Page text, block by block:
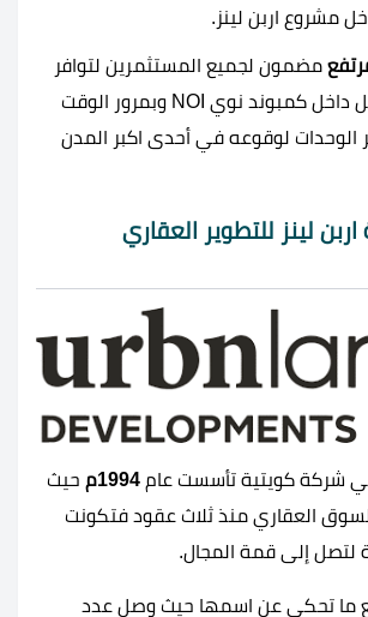
مشروع اربن لينز.
مضمون لجميع المستثمرين لتوافر
جميع العوامل داخل كمبوند نوي NOI وبمرور الوقت
لوقوعه في أحدى اكبر المدن
لينز للتطوير العقاري
شركة كويتية تأسست عام 1994م
حيث
العقاري منذ ثلاث عقود فتكونت
لتصل إلى قمة المجال.
ما تحكي عن اسمها حيث وصل عدد